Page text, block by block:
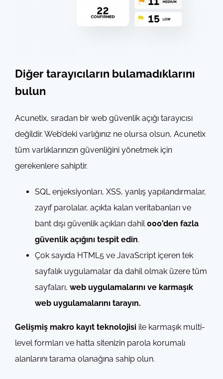
Diğer tarayıcıların bulamadıklarını
bulun
Acunetix, sıradan bir web güvenlik açığı tarayıcısı
değildir. Web’deki varlığınız ne olursa olsun, Acunetix
tüm varlıklarınızın güvenliğini yönetmek için
gerekenlere sahiptir.
SQL enjeksiyonları, XSS, yanlış yapılandırmalar,
zayıf parolalar, açıkta kalan veritabanları ve
bant dışı güvenlik açıkları dahil 000’den fazla
güvenlik açığını tespit edin.
Çok sayıda HTML5 ve JavaScript içeren tek
sayfalık uygulamalar da dahil olmak üzere tüm
sayfaları, web uygulamalarını ve karmaşık
web uygulamalarını tarayın.
Gelişmiş makro kayıt teknolojisi ile karmaşık multi-
level formları ve hatta sitenizin parola korumalı
alanlarını tarama olanağına sahip olun.